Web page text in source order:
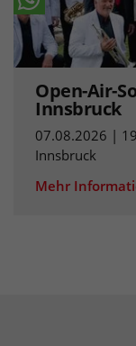
Open-Air-
Innsbruck
07.08.2026 |
Innsbruck
Mehr